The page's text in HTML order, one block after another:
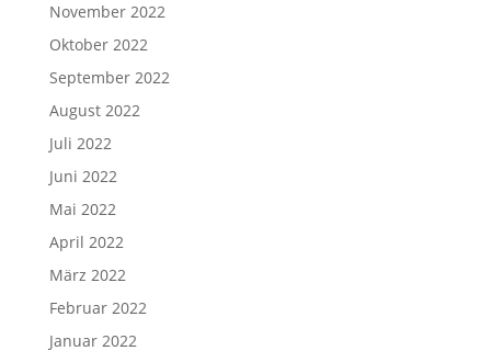
November 2022
Oktober 2022
September 2022
August 2022
Juli 2022
Juni 2022
Mai 2022
April 2022
März 2022
Februar 2022
Januar 2022